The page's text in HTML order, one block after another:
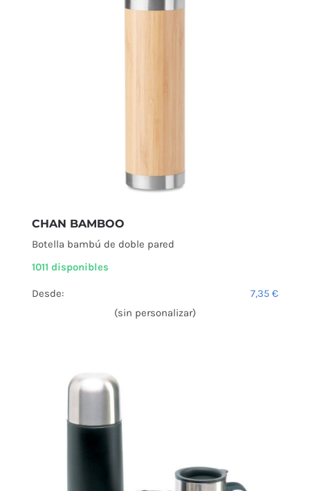
CHAN BAMBOO
Botella bambú de doble pared
1011 disponibles
Desde: 7,35 €
(sin personalizar)